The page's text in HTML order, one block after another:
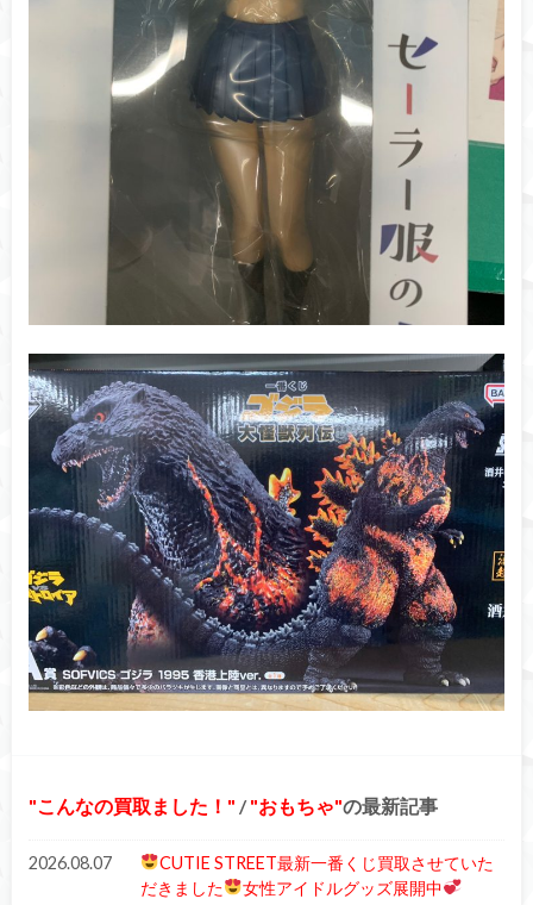
こんなの買取ました！ / おもちゃ の最新記事
2026.08.07
CUTIE STREET最新一番くじ買取させていた
だきました
女性アイドルグッズ展開中